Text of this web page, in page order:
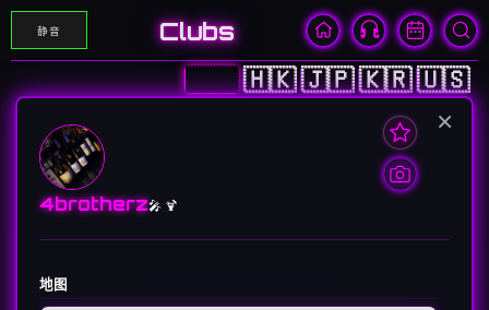
静音 Clubs
🇨🇳🇭🇰🇯🇵🇰🇷🇺🇸
×
4brotherz🎤 🍹
地图